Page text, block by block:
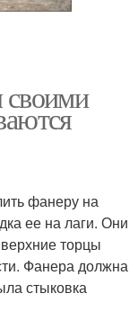
своими
фанеру на
ее на лаги. Они
торцы
Фанера должна
стыковка